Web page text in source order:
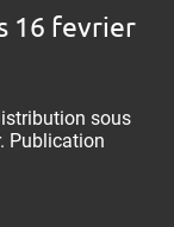
16 fevrier
sous
Publication